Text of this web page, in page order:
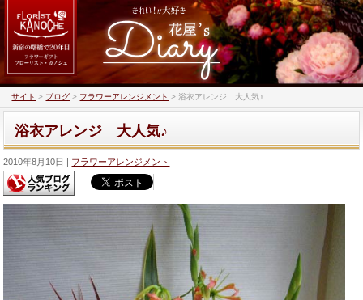
サイト > ブログ > フラワーアレンジメント >浴衣アレンジ 大人気♪
浴衣アレンジ 大人気♪
2010年8月10日 フラワーアレンジメント